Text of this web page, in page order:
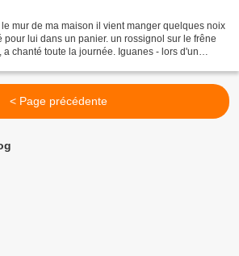
mur de ma maison il vient manger quelques noix
pour lui dans un panier. un rossignol sur le frêne
chanté toute la journée. Iguanes - lors d'un
< Page précédente